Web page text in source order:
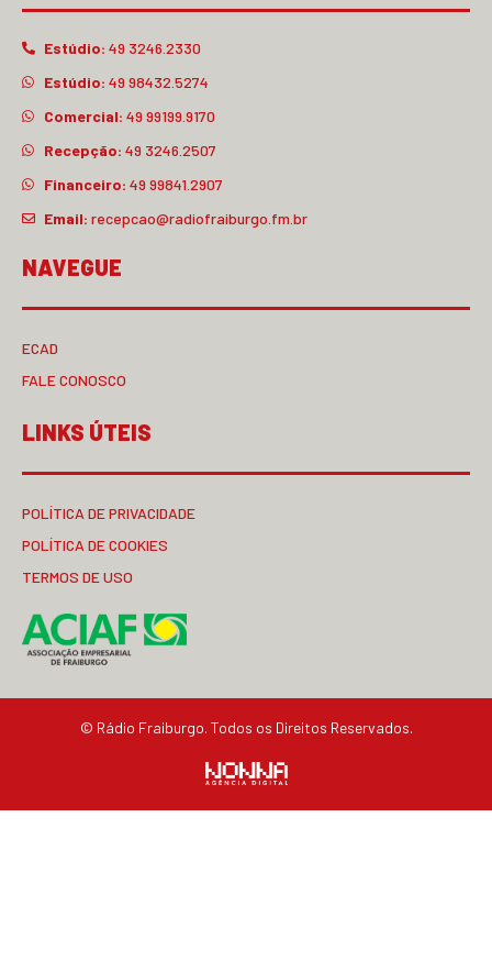
Estúdio: 49 3246.2330
Estúdio: 49 98432.5274
Comercial: 49 99199.9170
Recepção: 49 3246.2507
Financeiro: 49 99841.2907
Email: recepcao@radiofraiburgo.fm.br
NAVEGUE
ECAD
FALE CONOSCO
LINKS ÚTEIS
POLÍTICA DE PRIVACIDADE
POLÍTICA DE COOKIES
TERMOS DE USO
© Rádio Fraiburgo. Todos os Direitos Reservados.